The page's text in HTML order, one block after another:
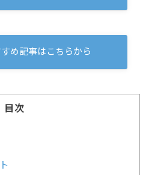
め記事はこちらから
目次